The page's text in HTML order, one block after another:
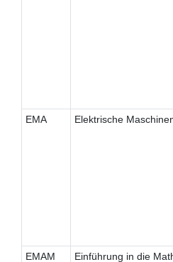
EMA Elektrische
EMAM
Einführung in die